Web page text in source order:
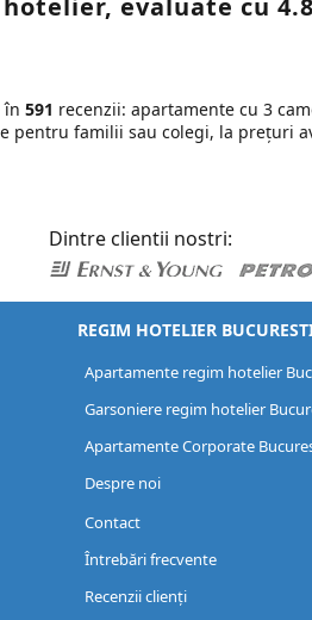
evaluate cu
în 591 recenzii: apartamente cu 3
familii sau colegi, la prețuri
Dintre clientii nostri:
REGIM HOTELIER
Apartamente regim hotelier
Garsoniere regim hotelier
Apartamente Corporate
Despre noi
Contact
Întrebări frecvente
Recenzii clienți